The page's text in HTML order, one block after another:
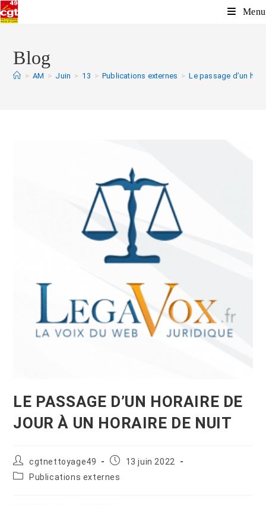
Menu
Blog
> AM > Juin > 13 > Publications externes > Le passage d’un
LE PASSAGE D’UN HORAIRE DE
JOUR À UN HORAIRE DE NUIT
cgtnettoyage49
13 juin 2022
Publications externes